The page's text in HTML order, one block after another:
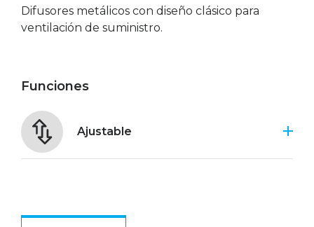
Difusores metálicos con diseño clásico para
ventilación de suministro.
Funciones
Ajustable